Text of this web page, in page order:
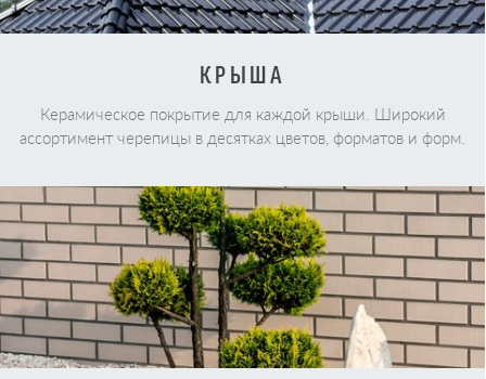
КРЫША
Керамическое покрытие для каждой крыши. Широкий
ассортимент черепицы в десятках цветов, форматов и форм.